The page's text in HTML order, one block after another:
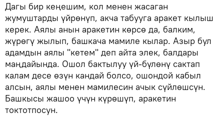
Дагы бир кеңешим, кол менен жасаган
жумуштарды үйрөнүп, акча табууга аракет кылыш
керек. Аялы анын аракетин көрсө да, балким,
жүрөгү жылып, башкача мамиле кылар. Азыр бул
адамдын аялы "кетем" деп айта элек, балдары
маңдайында. Ошол бактылуу үй-бүлөнү сактап
калам десе өзүн кандай болсо, ошондой кабыл
алсын, аялы менен мамилесин ачык сүйлөшсүн.
Башкысы жашоо үчүн күрөшүп, аракетин
токтотпосун.